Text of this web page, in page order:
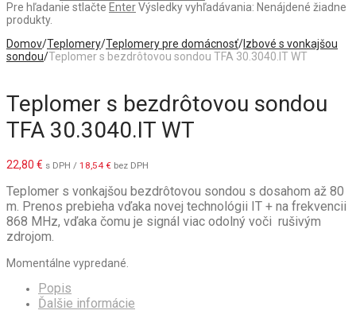
Pre hľadanie stlačte EnterVýsledky vyhľadávania: Nenájdené žiadne
produkty.
Domov/Teplomery/Teplomery pre domácnosť/ Izbové s vonkajšou
sondou/Teplomer s bezdrôtovou sondou TFA 30.3040.IT WT
Teplomer s bezdrôtovou sondou
TFA 30.3040.IT WT
22,80 € s DPH / 18,54 € bez DPH
Teplomer s vonkajšou bezdrôtovou sondou s dosahom až 80
m. Prenos prebieha vďaka novej technológii IT + na frekvencii
868 MHz, vďaka čomu je signál viac odolný voči rušivým
zdrojom.
Momentálne vypredané.
Popis
Ďalšie informácie